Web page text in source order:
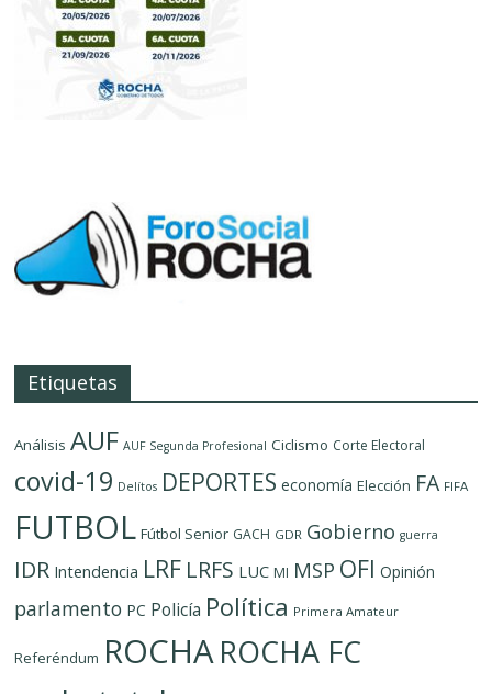
Etiquetas
Análisis AUF AUF Segunda Profesional Ciclismo Corte Electoral
covid-19 Delítos DEPORTES economía Elección FA FIFA
FUTBOL Fútbol Senior GACH GDR Gobierno guerra
IDR Intendencia LRF LRFS LUC MI MSP OFI Opinión
parlamento PC Policía Política Primera Amateur
Referéndum ROCHAROCHA FC